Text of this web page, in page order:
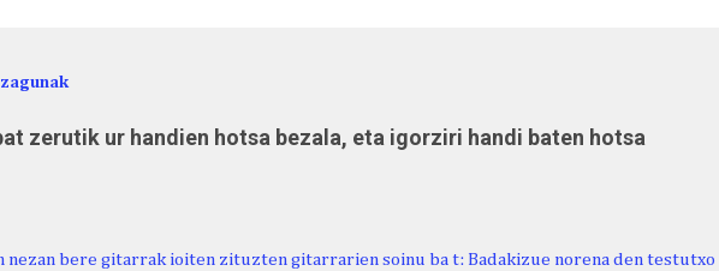
zerutik ur handien hotsa bezala, eta igorziri handi baten hotsa
nezan bere gitarrak ioiten zituzten gitarrarien soinu ba t: Badakizue norena den testutxo